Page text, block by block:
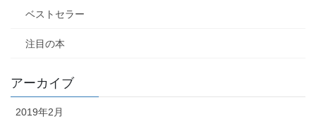
ベストセラー
注目の本
アーカイブ
2019年2月